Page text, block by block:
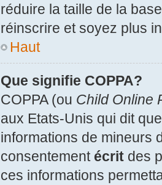
réduire la taille de la
réinscrire et soyez plus
Haut
Que signifie COPPA?
COPPA (ou Child Online
aux Etats-Unis qui dit
informations de mineurs
consentement écrit des
ces informations